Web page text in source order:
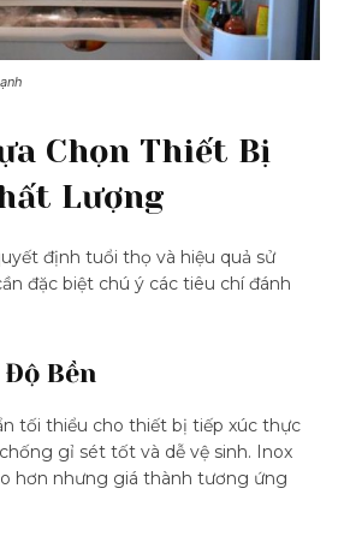
Chọn Thiết Bị
Lượng
định tuổi thọ và hiệu quả sử
đặc biệt chú ý các tiêu chí đánh
Bền
tối thiểu cho thiết bị tiếp xúc thực
gỉ sét tốt và dễ vệ sinh. Inox
hơn nhưng giá thành tương ứng